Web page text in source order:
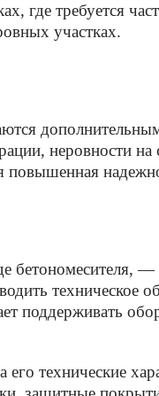
где требуется
участках.
неровности
бетономесителя,
поддерживать
технические